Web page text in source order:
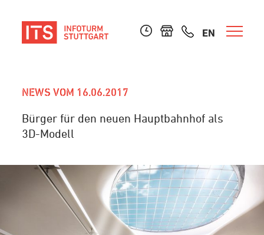
EN
NEWS VOM 16.06.2017
Bürger für den neuen Hauptbahnhof als
3D-Modell